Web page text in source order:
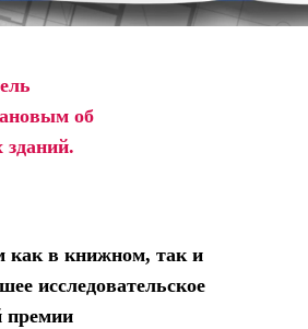
об
зданий.
как в книжном, так и
исследовательское
премии